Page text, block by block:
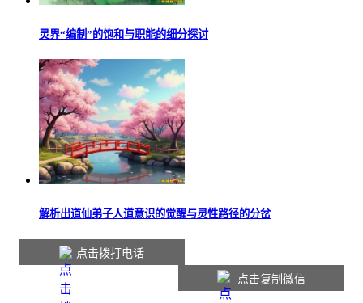
灵界“编制”的饱和与职能的细分探讨
解析出道仙弟子人道意识的觉醒与灵性路径的分岔
点击拨打电话
点击复制微信